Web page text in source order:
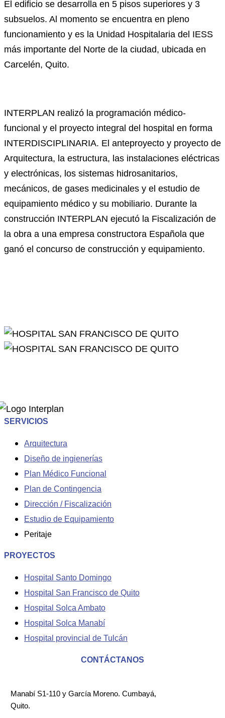
El edificio se desarrolla en 5 pisos superiores y 3
subsuelos. Al momento se encuentra en pleno
funcionamiento y es la Unidad Hospitalaria del IESS
más importante del Norte de la ciudad, ubicada en
Carcelén, Quito.
INTERPLAN realizó la programación médico-
funcional y el proyecto integral del hospital en forma
INTERDISCIPLINARIA. El anteproyecto y proyecto de
Arquitectura, la estructura, las instalaciones eléctricas
y electrónicas, los sistemas hidrosanitarios,
mecánicos, de gases medicinales y el estudio de
equipamiento médico y su mobiliario. Durante la
construcción INTERPLAN ejecutó la Fiscalización de
la obra a una empresa constructora Española que
ganó el concurso de construcción y equipamiento.
SERVICIOS
Arquitectura
Diseño de ingienerías
Plan Médico Funcional
Plan de Contingencia
Dirección / Fiscalización
Estudio de Equipamiento
Peritaje
PROYECTOS
Hospital Santo Domingo
Hospital San Francisco de Quito
Hospital Solca Ambato
Hospital Solca Manabí
Hospital provincial de Tulcán
CONTÁCTANOS
Manabí S1-110 y García Moreno. Cumbayá,
Quito.